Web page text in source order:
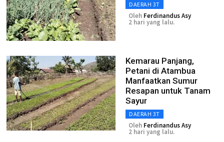
DAERAH 3T
Oleh Ferdinandus Asy
2 hari yang lalu.
Kemarau Panjang,
Petani di Atambua
Manfaatkan Sumur
Resapan untuk Tanam
Sayur
DAERAH 3T
Oleh Ferdinandus Asy
2 hari yang lalu.